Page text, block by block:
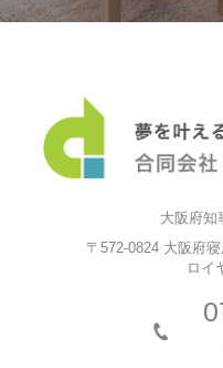
大阪府知
〒572-0824 大阪府
ロイ